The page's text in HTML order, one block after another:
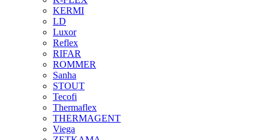
KERMI
LD
Luxor
Reflex
RIFAR
ROMMER
Sanha
STOUT
Tecofi
Thermaflex
THERMAGENT
Viega